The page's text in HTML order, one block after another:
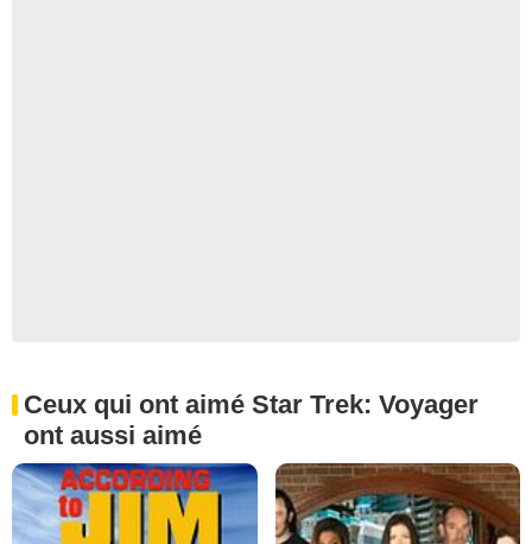
Ceux qui ont aimé Star Trek: Voyager
ont aussi aimé